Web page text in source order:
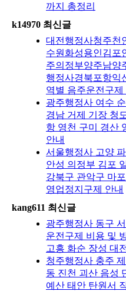
까지 총정리
k14970 최신글
대전행정사청주천
수원화성용인김포
주의정부양주남양
행정사경북포항익
역별 음주운전구제
광주행정사 여수
경남 거제 기장 청
항 영천 구미 경산
안내
서울행정사 고양
안성 의정부 김포
강북구 관악구 마
영업정지구제 안내
kang611 최신글
광주행정사 동구
운전구제 비용 및
고흥 화순 장성 대
청주행정사 충주
동 진천 괴산 음성
예산 태안 탄원서